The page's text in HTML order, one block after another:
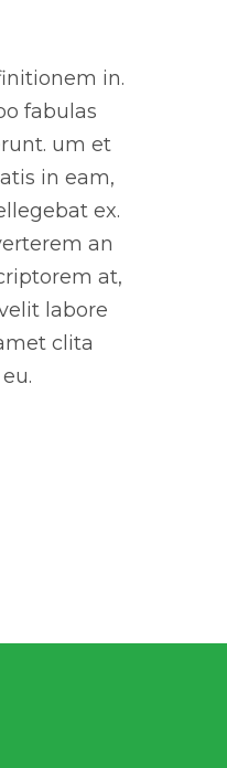
in.
fabulas
um et
in eam,
ex.
an
at,
labore
clita